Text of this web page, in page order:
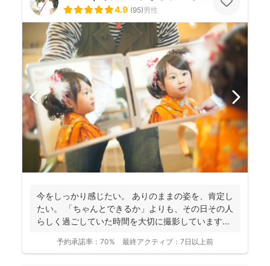
4.9 (95)男性
今をしっかり感じたい。 ありのままの姿を、肯定し
たい。 「ちゃんとできるか」よりも、その日その人
らしく過ごしていた時間を大切に撮影しています。
予約承諾率： 70% 最終アクティブ： 7日以上前